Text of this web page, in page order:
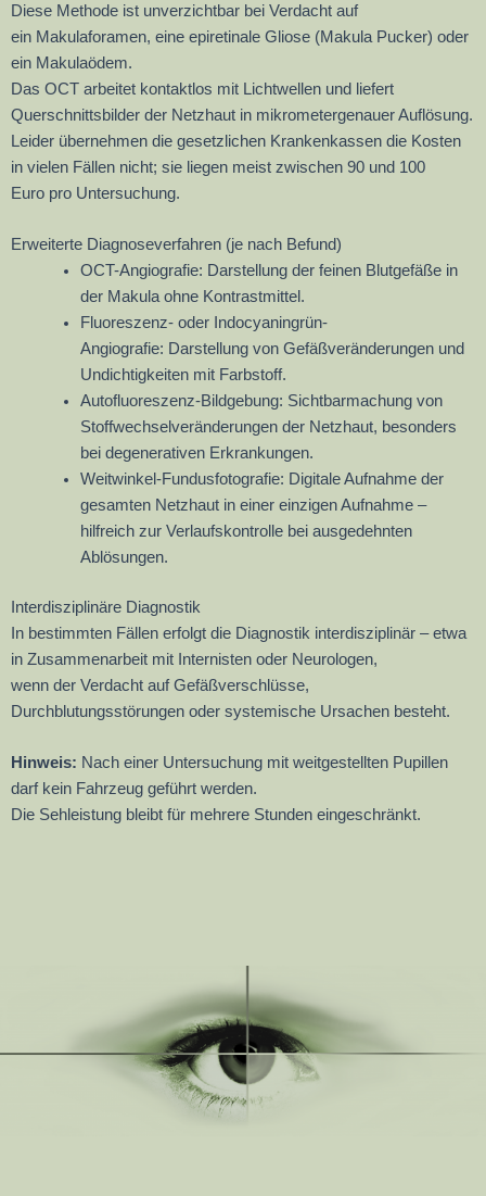
Diese Methode ist unverzichtbar bei Verdacht auf
ein Makulaforamen, eine epiretinale Gliose (Makula Pucker) oder
ein Makulaödem.
Das OCT arbeitet kontaktlos mit Lichtwellen und liefert
Querschnittsbilder der Netzhaut in mikrometergenauer Auflösung.
Leider übernehmen die gesetzlichen Krankenkassen die Kosten
in vielen Fällen nicht; sie liegen meist zwischen 90 und 100
Euro pro Untersuchung.
Erweiterte Diagnoseverfahren (je nach Befund)
OCT-Angiografie: Darstellung der feinen Blutgefäße in
der Makula ohne Kontrastmittel.
Fluoreszenz- oder Indocyaningrün-
Angiografie: Darstellung von Gefäßveränderungen und
Undichtigkeiten mit Farbstoff.
Autofluoreszenz-Bildgebung: Sichtbarmachung von
Stoffwechselveränderungen der Netzhaut, besonders
bei degenerativen Erkrankungen.
Weitwinkel-Fundusfotografie: Digitale Aufnahme der
gesamten Netzhaut in einer einzigen Aufnahme –
hilfreich zur Verlaufskontrolle bei ausgedehnten
Ablösungen.
Interdisziplinäre Diagnostik
In bestimmten Fällen erfolgt die Diagnostik interdisziplinär – etwa
in Zusammenarbeit mit Internisten oder Neurologen,
wenn der Verdacht auf Gefäßverschlüsse,
Durchblutungsstörungen oder systemische Ursachen besteht.
Hinweis: Nach einer Untersuchung mit weitgestellten Pupillen
darf kein Fahrzeug geführt werden.
Die Sehleistung bleibt für mehrere Stunden eingeschränkt.